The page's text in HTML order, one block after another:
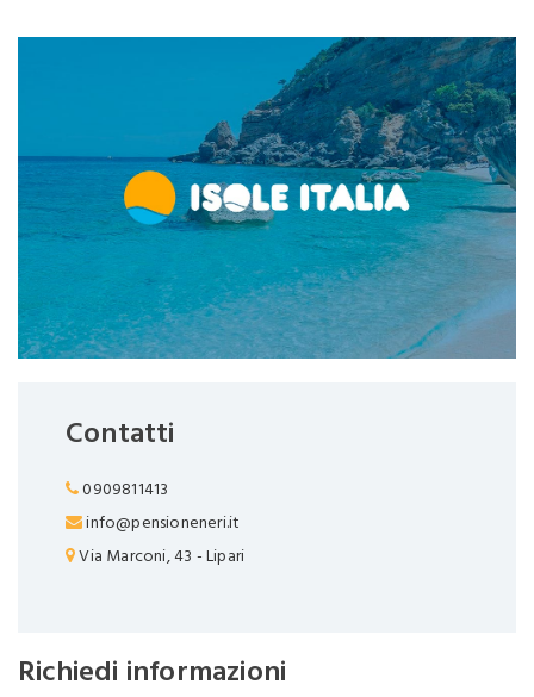
Contatti
0909811413
info@pensioneneri.it
Via Marconi, 43 - Lipari
Richiedi informazioni